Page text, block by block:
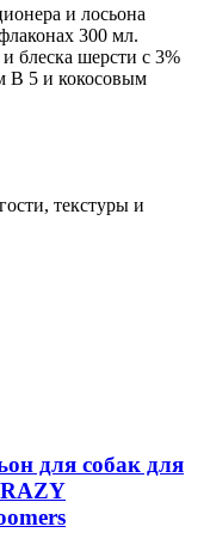
и лосьона
300 мл.
блеска шерсти с 3%
B 5 и кокосовым
текстуры и
для собак для